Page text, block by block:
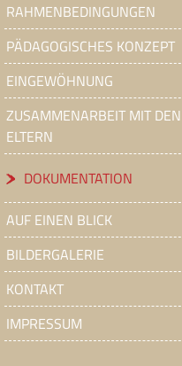
RAHMENBEDINGUNGEN
PÄDAGOGISCHES KONZEPT
EINGEWÖHNUNG
ZUSAMMENARBEIT MIT DEN
ELTERN
DOKUMENTATION
AUF EINEN BLICK
BILDERGALERIE
KONTAKT
IMPRESSUM